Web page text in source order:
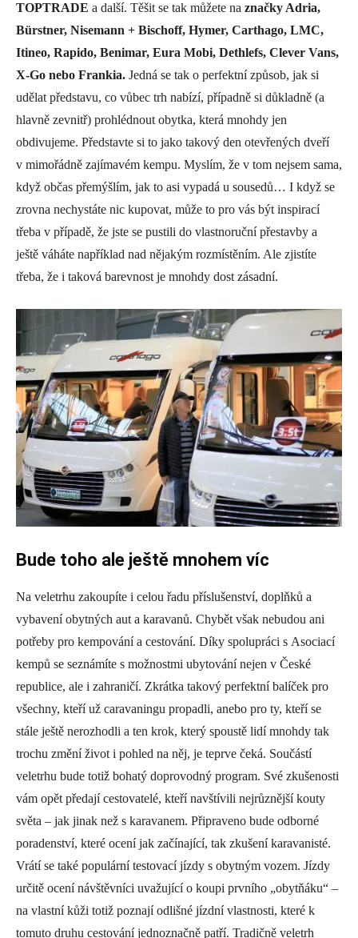
TOPTRADE a další. Těšit se tak můžete na značky Adria,
Bürstner, Nisemann + Bischoff, Hymer, Carthago, LMC,
Itineo, Rapido, Benimar, Eura Mobi, Dethlefs, Clever Vans,
X-Go nebo Frankia. Jedná se tak o perfektní způsob, jak si
udělat představu, co vůbec trh nabízí, případně si důkladně (a
hlavně zevnitř) prohlédnout obytka, která mnohdy jen
obdivujeme. Představte si to jako takový den otevřených dveří
v mimořádně zajímavém kempu. Myslím, že v tom nejsem sama,
když občas přemýšlím, jak to asi vypadá u sousedů… I když se
zrovna nechystáte nic kupovat, může to pro vás být inspirací
třeba v případě, že jste se pustili do vlastnoruční přestavby a
ještě váháte například nad nějakým rozmístěním. Ale zjistíte
třeba, že i taková barevnost je mnohdy dost zásadní.
Bude toho ale ještě mnohem víc
Na veletrhu zakoupíte i celou řadu příslušenství, doplňků a
vybavení obytných aut a karavanů. Chybět však nebudou ani
potřeby pro kempování a cestování. Díky spolupráci s Asociací
kempů se seznámíte s možnostmi ubytování nejen v České
republice, ale i zahraničí. Zkrátka takový perfektní balíček pro
všechny, kteří už caravaningu propadli, anebo pro ty, kteří se
stále ještě nerozhodli a ten krok, který spoustě lidí mnohdy tak
trochu změní život i pohled na něj, je teprve čeká. Součástí
veletrhu bude totiž bohatý doprovodný program. Své zkušenosti
vám opět předají cestovatelé, kteří navštívili nejrůznější kouty
světa – jak jinak než s karavanem. Připraveno bude odborné
poradenství, které ocení jak začínající, tak zkušení karavanisté.
Vrátí se také populární testovací jízdy s obytným vozem. Jízdy
určitě ocení návštěvníci uvažující o koupi prvního „obytňáku“ –
na vlastní kůži totiž poznají odlišné jízdní vlastnosti, které k
tomuto druhu cestování jednoznačně patří. Tradičně veletrh